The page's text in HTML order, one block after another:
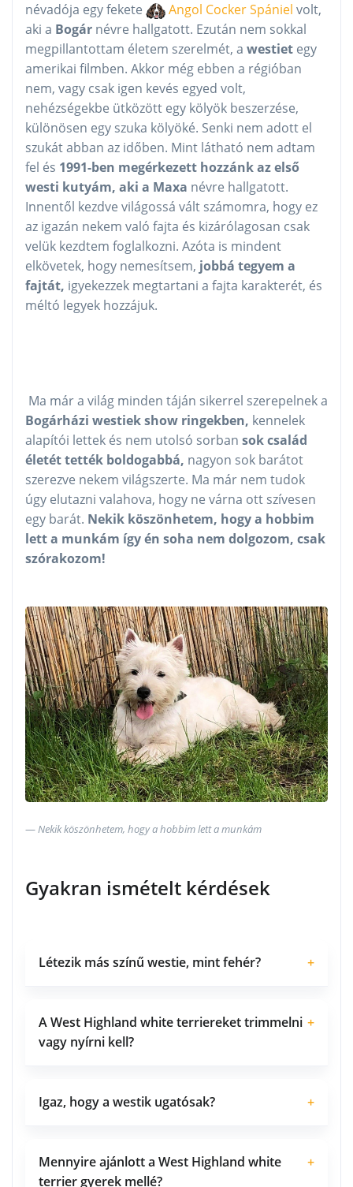
névadója egy fekete
Angol Cocker Spániel volt,
aki a Bogár névre hallgatott. Ezután nem sokkal
megpillantottam életem szerelmét, a westiet egy
amerikai filmben. Akkor még ebben a régióban
nem, vagy csak igen kevés egyed volt,
nehézségekbe ütközött egy kölyök beszerzése,
különösen egy szuka kölyöké. Senki nem adott el
szukát abban az időben. Mint látható nem adtam
fel és 1991-ben megérkezett hozzánk az első
westi kutyám, aki a Maxa névre hallgatott.
Innentől kezdve világossá vált számomra, hogy ez
az igazán nekem való fajta és kizárólagosan csak
velük kezdtem foglalkozni. Azóta is mindent
elkövetek, hogy nemesítsem, jobbá tegyem a
fajtát, igyekezzek megtartani a fajta karakterét, és
méltó legyek hozzájuk.
Ma már a világ minden táján sikerrel szerepelnek a
Bogárházi westiek show ringekben, kennelek
alapítói lettek és nem utolsó sorban sok család
életét tették boldogabbá, nagyon sok barátot
szerezve nekem világszerte. Ma már nem tudok
úgy elutazni valahova, hogy ne várna ott szívesen
egy barát. Nekik köszönhetem, hogy a hobbim
lett a munkám így én soha nem dolgozom, csak
szórakozom!
Nekik köszönhetem, hogy a hobbim lett a munkám
Gyakran ismételt kérdések
Létezik más színű westie, mint fehér? +
A West Highland white terriereket trimmelni
vagy nyírni kell?
+
Igaz, hogy a westik ugatósak? +
Mennyire ajánlott a West Highland white
terrier gyerek mellé?
+